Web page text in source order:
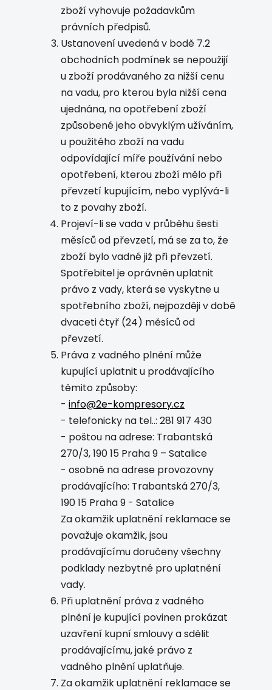
zboží vyhovuje požadavkům
právních předpisů.
Ustanovení uvedená v bodě 7.2
obchodních podmínek se nepoužijí
u zboží prodávaného za nižší cenu
na vadu, pro kterou byla nižší cena
ujednána, na opotřebení zboží
způsobené jeho obvyklým užíváním,
u použitého zboží na vadu
odpovídající míře používání nebo
opotřebení, kterou zboží mělo při
převzetí kupujícím, nebo vyplývá-li
to z povahy zboží.
Projeví-li se vada v průběhu šesti
měsíců od převzetí, má se za to, že
zboží bylo vadné již při převzetí.
Spotřebitel je oprávněn uplatnit
právo z vady, která se vyskytne u
spotřebního zboží, nejpozději v době
dvaceti čtyř (24) měsíců od
převzetí.
Práva z vadného plnění může
kupující uplatnit u prodávajícího
těmito způsoby:
- info@2e-kompresory.cz
- telefonicky na tel..: 281 917 430
- poštou na adrese: Trabantská
270/3, 190 15 Praha 9 – Satalice
- osobně na adrese provozovny
prodávajícího: Trabantská 270/3,
190 15 Praha 9 - Satalice
Za okamžik uplatnění reklamace se
považuje okamžik, jsou
prodávajícímu doručeny všechny
podklady nezbytné pro uplatnění
vady.
Při uplatnění práva z vadného
plnění je kupující povinen prokázat
uzavření kupní smlouvy a sdělit
prodávajícímu, jaké právo z
vadného plnění uplatňuje.
Za okamžik uplatnění reklamace se